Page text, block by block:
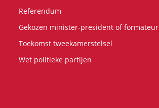
Referendum
Gekozen minister-president of formateur
Toekomst tweekamerstelsel
Wet politieke partijen